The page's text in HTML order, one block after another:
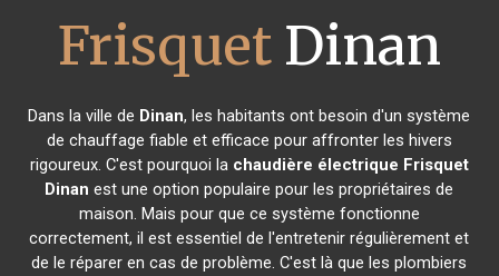
FrisquetDinan
Dans la ville de Dinan, les habitants ont besoin d'un système
de chauffage fiable et efficace pour affronter les hivers
rigoureux. C'est pourquoi la chaudière électrique Frisquet
Dinan est une option populaire pour les propriétaires de
maison. Mais pour que ce système fonctionne
correctement, il est essentiel de l'entretenir régulièrement et
de le réparer en cas de problème. C'est là que les plombiers